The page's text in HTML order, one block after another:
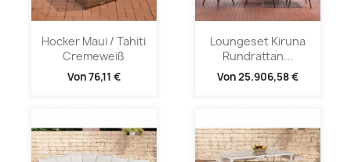
Hocker Maui / Tahiti
Cremeweiß
Von76,11 €
Loungeset Kiruna
Rundrattan...
Von25.906,58 €